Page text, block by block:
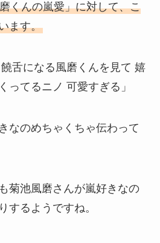
くんの嵐愛」に対して、こ
ます。
饒舌になる風磨くんを見て 嬉
ってるニノ 可愛すぎる」
なのめちゃくちゃ伝わって
菊池風磨さんが嵐好きなの
するようですね。